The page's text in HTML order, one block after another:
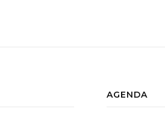
AGENDA